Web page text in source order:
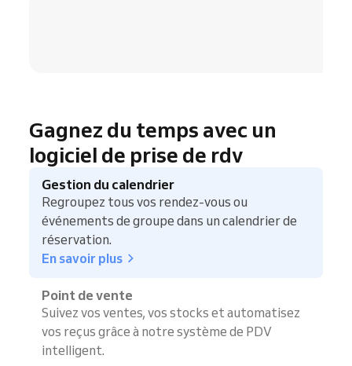
Gagnez du temps avec un
logiciel de prise de rdv
Gestion du calendrier
Regroupez tous vos rendez-vous ou
événements de groupe dans un calendrier de
réservation.
En savoir plus
Point de vente
Suivez vos ventes, vos stocks et automatisez
vos reçus grâce à notre système de PDV
intelligent.